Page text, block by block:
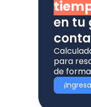
en tu
para
de